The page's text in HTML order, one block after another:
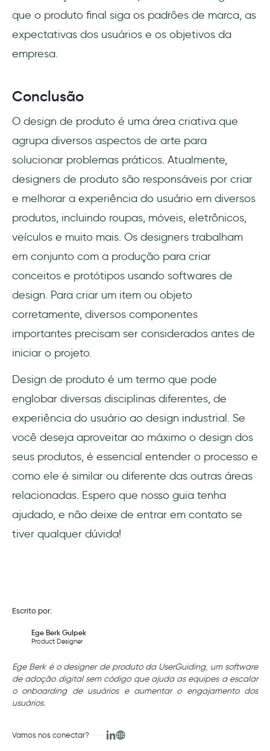
que o produto final siga os padrões de marca, as
expectativas dos usuários e os objetivos da
empresa.
Conclusão
O design de produto é uma área criativa que
agrupa diversos aspectos de arte para
solucionar problemas práticos. Atualmente,
designers de produto são responsáveis por criar
e melhorar a experiência do usuário em diversos
produtos, incluindo roupas, móveis, eletrônicos,
veículos e muito mais. Os designers trabalham
em conjunto com a produção para criar
conceitos e protótipos usando softwares de
design. Para criar um item ou objeto
corretamente, diversos componentes
importantes precisam ser considerados antes de
iniciar o projeto.
Design de produto é um termo que pode
englobar diversas disciplinas diferentes, de
experiência do usuário ao design industrial. Se
você deseja aproveitar ao máximo o design dos
seus produtos, é essencial entender o processo e
como ele é similar ou diferente das outras áreas
relacionadas. Espero que nosso guia tenha
ajudado, e não deixe de entrar em contato se
tiver qualquer dúvida!
Escrito por:
Ege Berk Gulpek
Product Designer
Ege Berk é o designer de produto da UserGuiding, um software
de adoção digital sem código que ajuda as equipes a escalar
o onboarding de usuários e aumentar o engajamento dos
usuários.
Vamos nos conectar?